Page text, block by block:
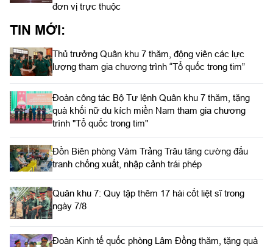
đơn vị trực thuộc
TIN MỚI:
Thủ trưởng Quân khu 7 thăm, động viên các lực
lượng tham gia chương trình “Tổ quốc trong tim”
Đoàn công tác Bộ Tư lệnh Quân khu 7 thăm, tặng
quà khối nữ du kích miền Nam tham gia chương
trình "Tổ quốc trong tim"
Đồn Biên phòng Vàm Trảng Trâu tăng cường đấu
tranh chống xuất, nhập cảnh trái phép
Quân khu 7: Quy tập thêm 17 hài cốt liệt sĩ trong
ngày 7/8
Đoàn Kinh tế quốc phòng Lâm Đồng thăm, tặng quà